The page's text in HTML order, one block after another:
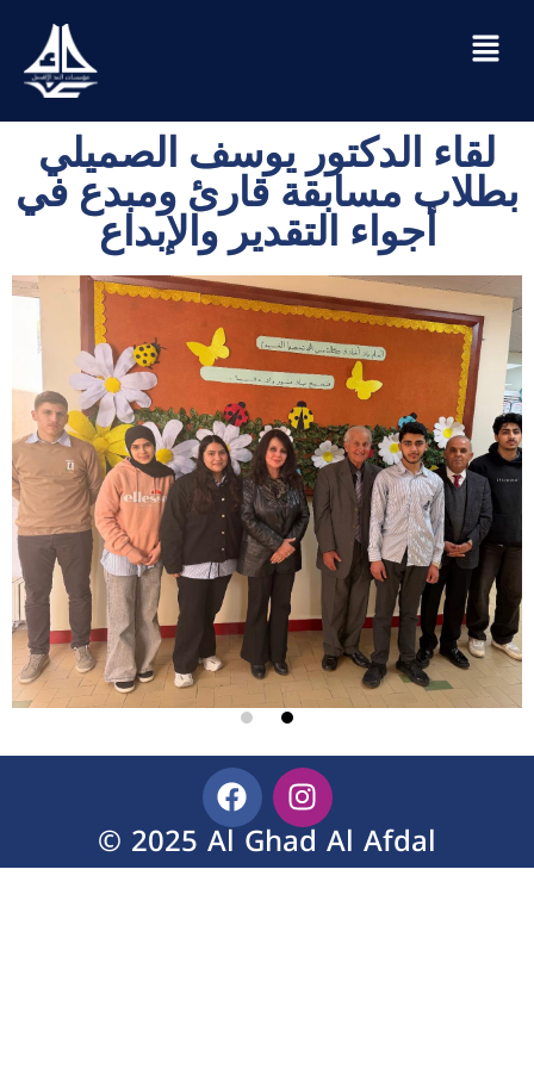
لقاء الدكتور يوسف الصميلي
بطلاب مسابقة قارئ ومبدع في
أجواء التقدير والإبداع
© 2025 Al Ghad Al Afdal